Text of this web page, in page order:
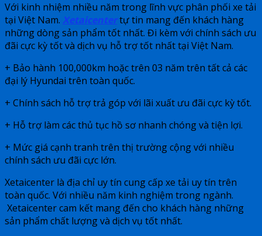
Với kinh nhiệm nhiều năm trong lĩnh vực phân phối xe tải
tại Việt Nam. Xetaicentertự tin mang đến khách hàng
những dòng sản phẩm tốt nhất. Đi kèm với chính sách ưu
đãi cực kỳ tốt và dịch vụ hỗ trợ tốt nhất tại Việt Nam.
+ Bảo hành 100,000km hoặc trên 03 năm trên tất cả các
đại lý Hyundai trên toàn quốc.
+ Chính sách hỗ trợ trả góp với lãi xuất ưu đãi cực kỳ tốt.
+ Hỗ trợ làm các thủ tục hồ sơ nhanh chóng và tiện lợi.
+ Mức giá cạnh tranh trên thị trường cộng với nhiều
chính sách ưu đãi cực lớn.
Xetaicenter là địa chỉ uy tín cung cấp xe tải uy tín trên
toàn quốc. Với nhiều năm kinh nghiệm trong ngành.
Xetaicenter cam kết mang đến cho khách hàng những
sản phẩm chất lượng và dịch vụ tốt nhất.